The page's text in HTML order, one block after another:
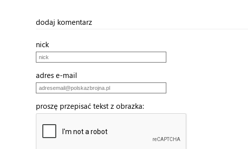
dodaj komentarz
nick
adres e-mail
proszę przepisać tekst z obrazka: